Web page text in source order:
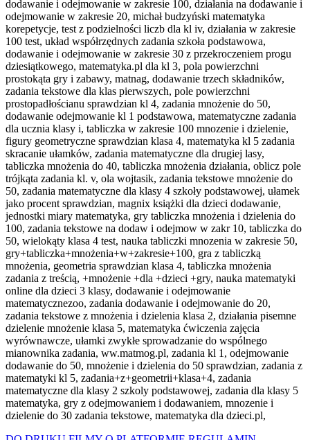
dodawanie i odejmowanie w zakresie 100, działania na dodawanie i
odejmowanie w zakresie 20, michał budzyński matematyka
korepetycje, test z podzielności liczb dla kl iv, działania w zakresie
100 test, układ współrzędnych zadania szkoła podstawowa,
dodawanie i odejmowanie w zakresie 30 z przekroczeniem progu
dziesiątkowego, matematyka.pl dla kl 3, pola powierzchni
prostokąta gry i zabawy, matnag, dodawanie trzech składników,
zadania tekstowe dla klas pierwszych, pole powierzchni
prostopadłościanu sprawdzian kl 4, zadania mnożenie do 50,
dodawanie odejmowanie kl 1 podstawowa, matematyczne zadania
dla ucznia klasy i, tabliczka w zakresie 100 mnozenie i dzielenie,
figury geometryczne sprawdzian klasa 4, matematyka kl 5 zadania
skracanie ułamków, zadania matematyczne dla drugiej lasy,
tabliczka mnożenia do 40, tabliczka mnożenia działania, oblicz pole
trójkąta zadania kl. v, ola wojtasik, zadania tekstowe mnożenie do
50, zadania matematyczne dla klasy 4 szkoły podstawowej, ułamek
jako procent sprawdzian, magnix książki dla dzieci dodawanie,
jednostki miary matematyka, gry tabliczka mnożenia i dzielenia do
100, zadania tekstowe na dodaw i odejmow w zakr 10, tabliczka do
50, wielokąty klasa 4 test, nauka tabliczki mnozenia w zakresie 50,
gry+tabliczka+mnożenia+w+zakresie+100, gra z tabliczką
mnożenia, geometria sprawdzian klasa 4, tabliczka mnożenia
zadania z treścią, +mnożenie +dla +dzieci +gry, nauka matematyki
online dla dzieci 3 klasy, dodawanie i odejmowanie
matematycznezoo, zadania dodawanie i odejmowanie do 20,
zadania tekstowe z mnożenia i dzielenia klasa 2, działania pisemne
dzielenie mnożenie klasa 5, matematyka ćwiczenia zajęcia
wyrównawcze, ułamki zwykłe sprowadzanie do wspólnego
mianownika zadania, ww.matmog.pl, zadania kl 1, odejmowanie
dodawanie do 50, mnożenie i dzielenia do 50 sprawdzian, zadania z
matematyki kl 5, zadania+z+geometrii+klasa+4, zadania
matematyczne dla klasy 2 szkoly podstawowej, zadania dla klasy 5
matematyka, gry z odejmowaniem i dodawaniem, mnozenie i
dzielenie do 30 zadania tekstowe, matematyka dla dzieci.pl,